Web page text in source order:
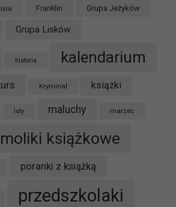
Franklin Grupa Jeżyków
Grupa Lisków
historia kalendarium
Kryminał książki
luty maluchy marzec
moliki książkowe
poranki z książką
przedszkolaki